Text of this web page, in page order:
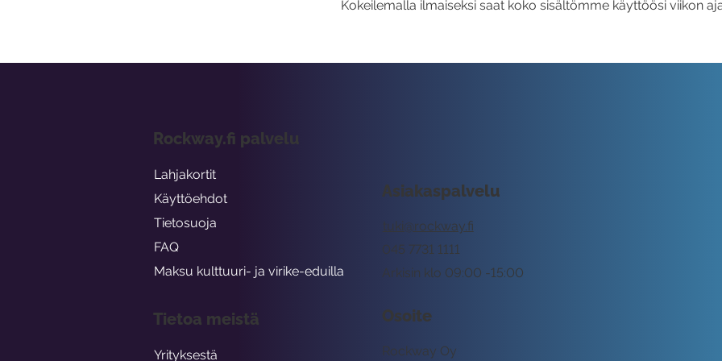
Kokeilemalla ilmaiseksi saat koko sisältömme käyttöösi viikon
Asiakaspalvelu
tuki@rockway.fi
Arkisin klo 09:00 -15:00
045 7731 1111
Osoite
Rockway Oy
Rockway.fi palvelu
Lahjakortit
Käyttöehdot
Tietosuoja
FAQ
Maksu kulttuuri- ja virike-eduilla
Tietoa meistä
Yrityksestä